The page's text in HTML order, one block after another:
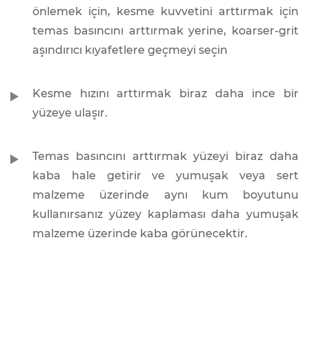
önlemek için, kesme kuvvetini arttırmak için
temas basıncını arttırmak yerine, koarser-grit
aşındırıcı kıyafetlere geçmeyi seçin
Kesme hızını arttırmak biraz daha ince bir
yüzeye ulaşır.
Temas basıncını arttırmak yüzeyi biraz daha
kaba hale getirir ve yumuşak veya sert
malzeme üzerinde aynı kum boyutunu
kullanırsanız yüzey kaplaması daha yumuşak
malzeme üzerinde kaba görünecektir.